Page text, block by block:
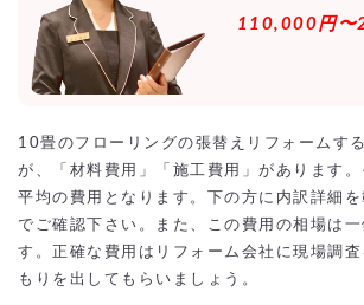
には？
相見積もりとは？
一括見積もり無料サービスで安く10畳のフローリ
できる優良業者を探す！
より安価で依頼するには？
110,000円〜
10畳のフローリングの張替えリフォームす
が、「材料費用」「施工費用」があります
平均の費用となります。下の方に内訳詳細
でご確認下さい。また、この費用の相場は一
す。正確な費用はリフォーム会社に現場調
もりを出してもらいましょう。